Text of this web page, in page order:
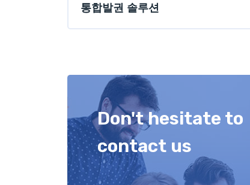
통합발권 솔루션
Don't hesitate to
contact us